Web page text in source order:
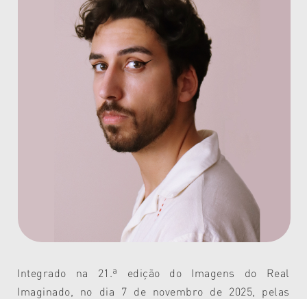
Integrado na 21.ª edição do Imagens do Real
Imaginado, no dia 7 de novembro de 2025, pelas